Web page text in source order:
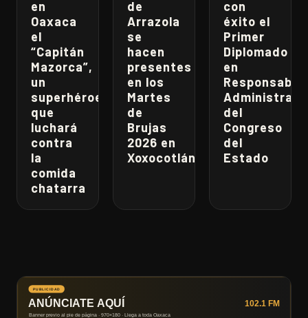
en
Oaxaca
el
“Capitán
Mazorca”,
un
superhéroe
que
luchará
contra
la
comida
chatarra
de
Arrazola
se
hacen
presentes
en los
Martes
de
Brujas
2026 en
Xoxocotlán
con
éxito el
Primer
Diplomado
en
del
Congreso
del
Estado